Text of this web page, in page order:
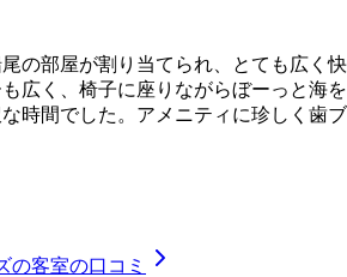
の部屋が割り当てられ、とても広く快
広く、椅子に座りながらぼーっと海を
時間でした。アメニティに珍しく歯ブ
の客室の口コミ